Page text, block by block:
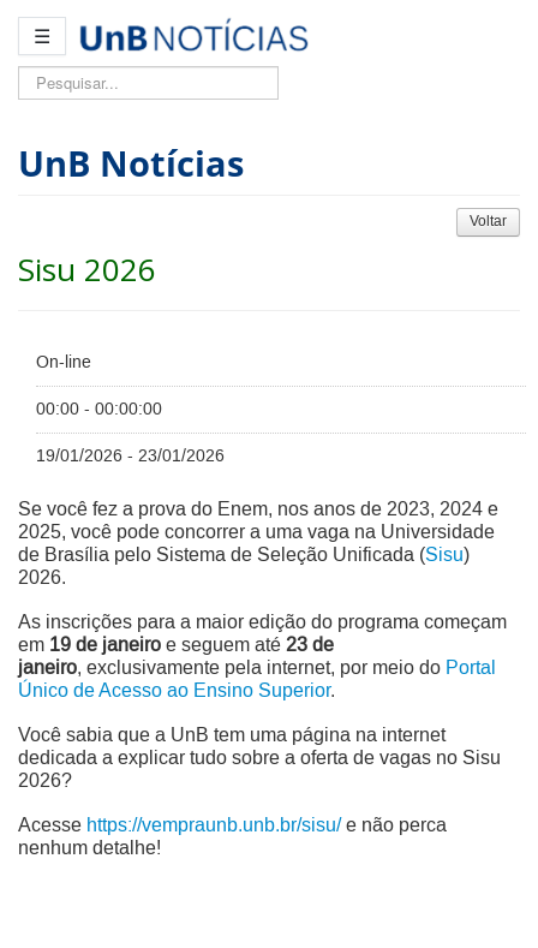
☰
Pesquisar...
UnB Notícias
Voltar
Sisu 2026
On-line
00:00 - 00:00:00
19/01/2026 - 23/01/2026
Se você fez a prova do Enem, nos anos de 2023, 2024 e
2025, você pode concorrer a uma vaga na Universidade
de Brasília pelo Sistema de Seleção Unificada (Sisu)
2026.
As inscrições para a maior edição do programa começam
em 19 de janeiro e seguem até 23 de
janeiro, exclusivamente pela internet, por meio do Portal
Único de Acesso ao Ensino Superior.
Você sabia que a UnB tem uma página na internet
dedicada a explicar tudo sobre a oferta de vagas no Sisu
2026?
Acesse https://vempraunb.unb.br/sisu/e não perca
nenhum detalhe!